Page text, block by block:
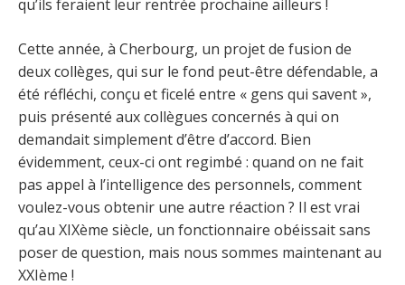
qu’ils feraient leur rentrée prochaine ailleurs !
Cette année, à Cherbourg, un projet de fusion de
deux collèges, qui sur le fond peut-être défendable, a
été réfléchi, conçu et ficelé entre « gens qui savent »,
puis présenté aux collègues concernés à qui on
demandait simplement d’être d’accord. Bien
évidemment, ceux-ci ont regimbé : quand on ne fait
pas appel à l’intelligence des personnels, comment
voulez-vous obtenir une autre réaction ? Il est vrai
qu’au XIXème siècle, un fonctionnaire obéissait sans
poser de question, mais nous sommes maintenant au
XXIème !